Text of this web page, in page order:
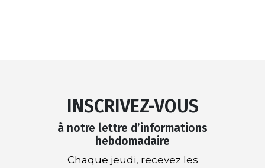
INSCRIVEZ-VOUS
à notre lettre d’informations
hebdomadaire
Chaque jeudi, recevez les